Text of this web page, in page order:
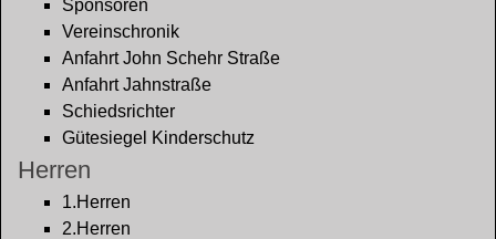
Sponsoren
Vereinschronik
Anfahrt John Schehr Straße
Anfahrt Jahnstraße
Schiedsrichter
Gütesiegel Kinderschutz
Herren
1.Herren
2.Herren